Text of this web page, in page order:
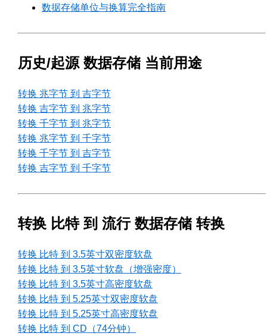
数据存储单位与换算完全指南
历史/起源 数据存储 当前用途
转换 兆字节 到 吉字节
转换 吉字节 到 兆字节
转换 千字节 到 兆字节
转换 兆字节 到 千字节
转换 千字节 到 吉字节
转换 吉字节 到 千字节
转换 比特 到 流行 数据存储 转换
转换 比特 到 3.5英寸双密度软盘
转换 比特 到 3.5英寸软盘（增强密度）
转换 比特 到 3.5英寸高密度软盘
转换 比特 到 5.25英寸双密度软盘
转换 比特 到 5.25英寸高密度软盘
转换 比特 到 CD（74分钟）